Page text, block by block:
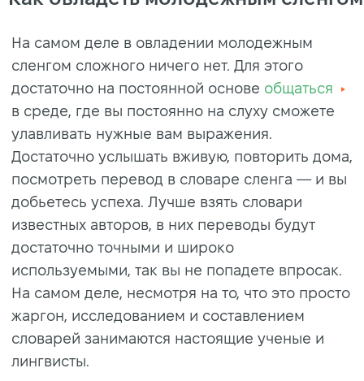
На самом деле в овладении молодежным
сленгом сложного ничего нет. Для этого
достаточно на постоянной основе общаться
в среде, где вы постоянно на слуху сможете
улавливать нужные вам выражения.
Достаточно услышать вживую, повторить дома,
посмотреть перевод в словаре сленга — и вы
добьетесь успеха. Лучше взять словари
известных авторов, в них переводы будут
достаточно точными и широко
используемыми, так вы не попадете впросак.
На самом деле, несмотря на то, что это просто
жаргон, исследованием и составлением
словарей занимаются настоящие ученые и
лингвисты.